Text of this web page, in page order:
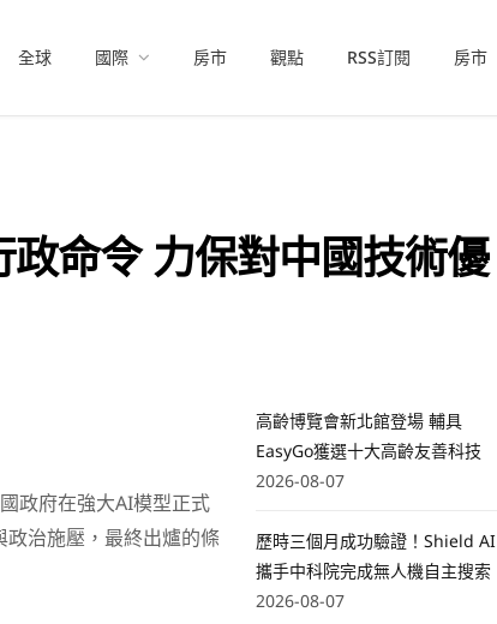
全球 國際 房市 觀點 RSS訂閱 房市
命令 力保對中國技術優
政府在強大AI模型正式
治施壓，最終出爐的條
高齡博覽會新北館登場 輔具
EasyGo獲選十大高齡友善科技
2026-08-07
歷時三個月成功驗證！Shield AI
攜手中科院完成無人機自主搜索
2026-08-07